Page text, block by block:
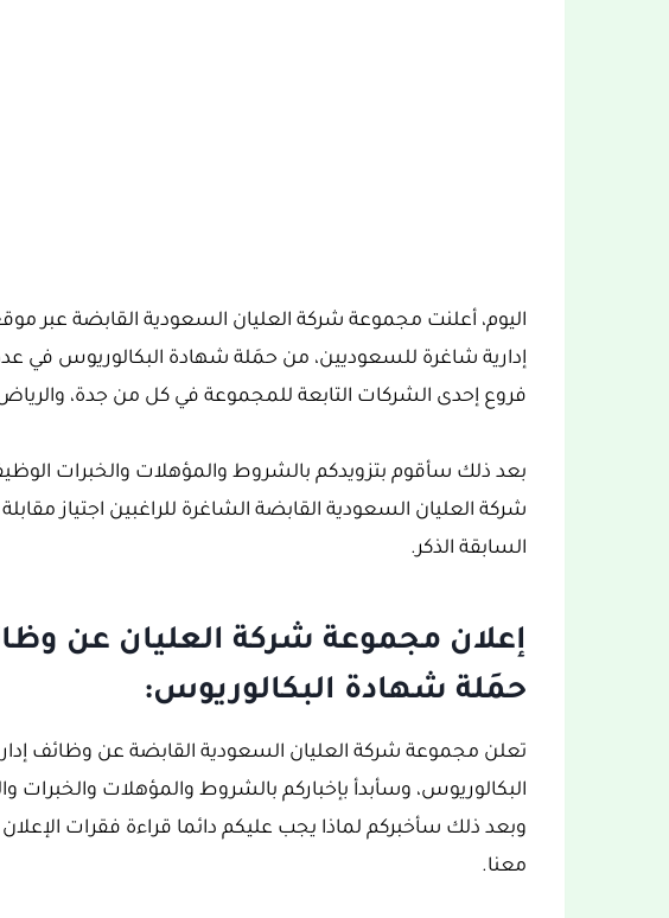
اليوم، أعلنت مجموعة شركة العليان السعودية القابضة عبر
إدارية شاغرة للسعوديين، من حمَلة شهادة البكالوريوس
فروع إحدى الشركات التابعة للمجموعة في كل من جدة، والرياض
بعد ذلك سأقوم بتزويدكم بالشروط والمؤهلات والخبرات
شركة العليان السعودية القابضة الشاغرة للراغبين اجتياز
السابقة الذكر.
إعلان مجموعة شركة العليان عن
حمَلة شهادة البكالوريوس:
تعلن مجموعة شركة العليان السعودية القابضة عن وظائف
البكالوريوس، وسأبدأ بإخباركم بالشروط والمؤهلات والخبرات
وبعد ذلك سأخبركم لماذا يجب عليكم دائما قراءة فقرات الإعلان
معنا.